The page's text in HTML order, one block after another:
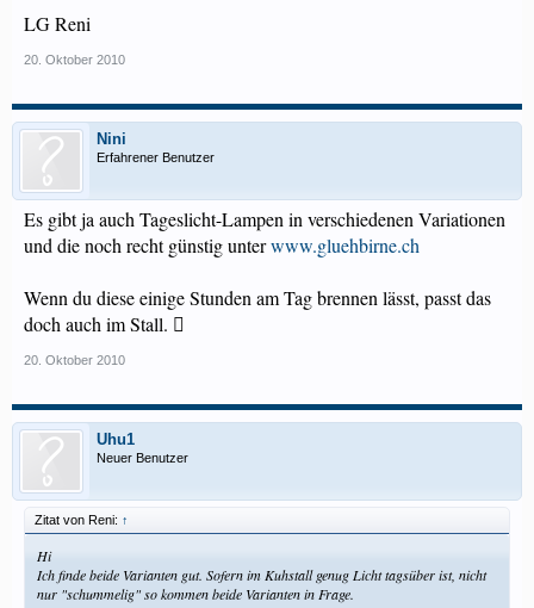
LG Reni
20. Oktober 2010
Nini
Erfahrener Benutzer
Es gibt ja auch Tageslicht-Lampen in verschiedenen Variationen
und die noch recht günstig unterwww.gluehbirne.ch
Wenn du diese einige Stunden am Tag brennen lässt, passt das
doch auch im Stall. 
20. Oktober 2010
Uhu1
Neuer Benutzer
Zitat von Reni: ↑
Hi
Ich finde beide Varianten gut. Sofern im Kuhstall genug Licht tagsüber ist, nicht
nur "schummelig" so kommen beide Varianten in Frage.